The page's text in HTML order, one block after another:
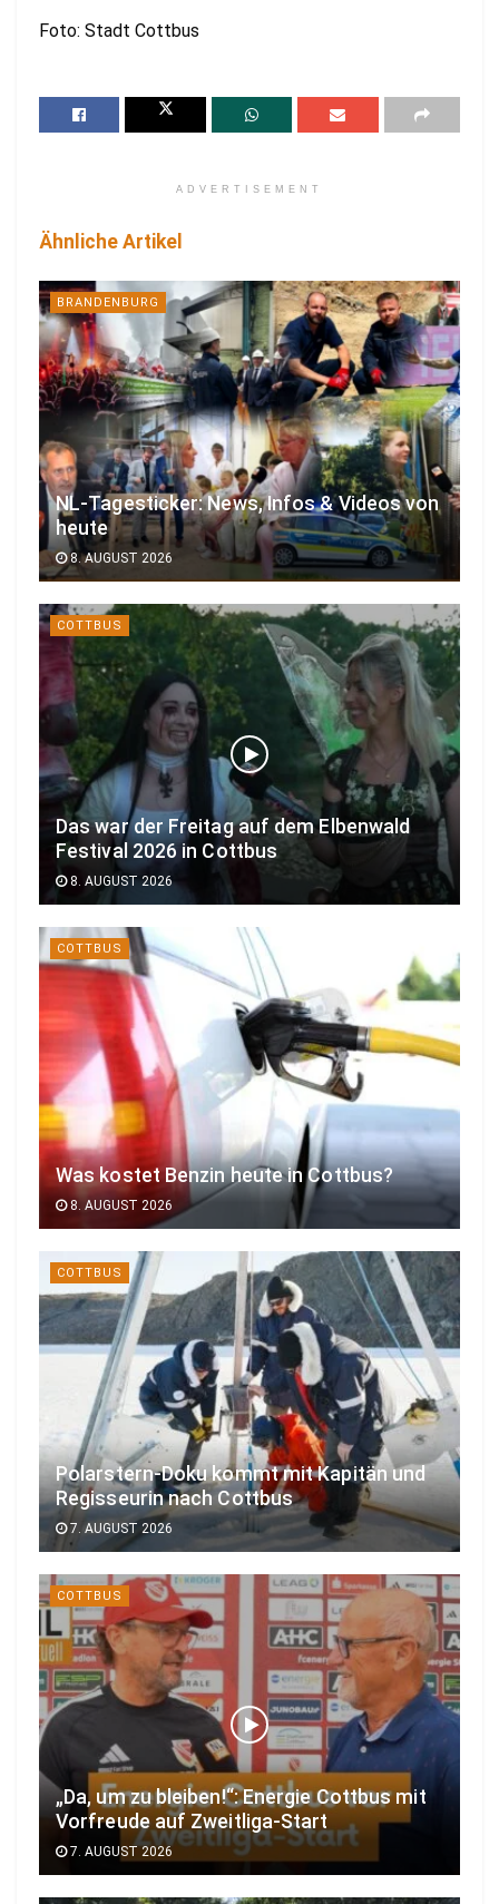
Foto: Stadt Cottbus
ADVERTISEMENT
Ähnliche Artikel
BRANDENBURG
NL-Tagesticker: News, Infos & Videos von
heute
8. AUGUST 2026
COTTBUS
Das war der Freitag auf dem Elbenwald
Festival 2026 in Cottbus
8. AUGUST 2026
COTTBUS
Was kostet Benzin heute in Cottbus?
8. AUGUST 2026
COTTBUS
Polarstern-Doku kommt mit Kapitän und
Regisseurin nach Cottbus
7. AUGUST 2026
COTTBUS
„Da, um zu bleiben!“: Energie Cottbus mit
Vorfreude auf Zweitliga-Start
7. AUGUST 2026